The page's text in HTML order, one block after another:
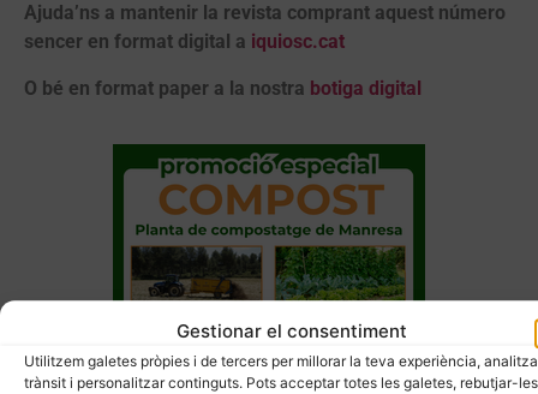
Gestionar el consentiment
Utilitzem galetes pròpies i de tercers per millorar la teva experiència,
trànsit i personalitzar continguts. Pots acceptar totes les galetes, rebutjar-
Ajuda’ns a mantenir la revista comprant aquest número
sencer en format digital a iquiosc.cat
O bé en format paper a la nostra botiga digital